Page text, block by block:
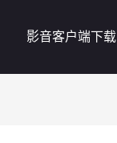
影音客户端下载